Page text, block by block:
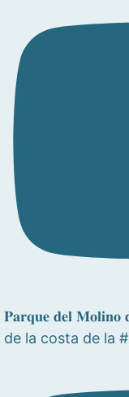
𝐏𝐚𝐫𝐪𝐮𝐞 𝐝𝐞𝐥
de la costa de la